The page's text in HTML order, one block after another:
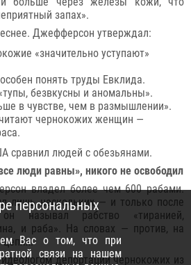
запах».
Джефферсон утверждал:
«значительно уступают»
понять труды Евклида.
безвкусны и аномальны».
в чувстве, чем в размышлении».
чернокожих женщин —
сравнил людей с обезьянами.
люди равны», никого не освободил
владел более чем 600 рабами.
лишь нескольких — и только после
называл рабство «тиранией,
и раба». На словах — против, на
депортации чернокожих из
персональных
Вас о том, что при
связи на нашем